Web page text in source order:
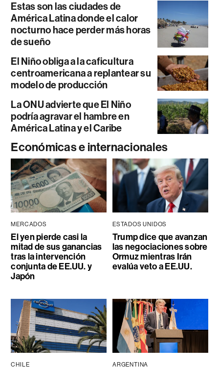
Estas son las ciudades de
América Latina donde el calor
nocturno hace perder más horas
de sueño
El Niño obliga a la caficultura
centroamericana a replantear su
modelo de producción
La ONU advierte que El Niño
podría agravar el hambre en
América Latina y el Caribe
Económicas e internacionales
MERCADOS
El yen pierde casi la
mitad de sus ganancias
tras la intervención
conjunta de EE.UU. y
Japón
ESTADOS UNIDOS
Trump dice que avanzan
las negociaciones sobre
Ormuz mientras Irán
evalúa veto a EE.UU.
CHILE ARGENTINA